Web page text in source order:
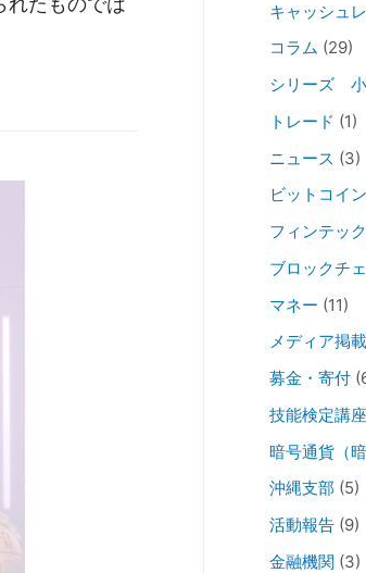
キャッシュ
コラム (29)
シリーズ
トレード (1)
ニュース (3)
ビットコイン
フィンテック
ブロックチ
マネー (11)
メディア掲
募金・寄付
技能検定講座
暗号通貨（暗
沖縄支部 (5)
活動報告 (9)
金融機関 (3)